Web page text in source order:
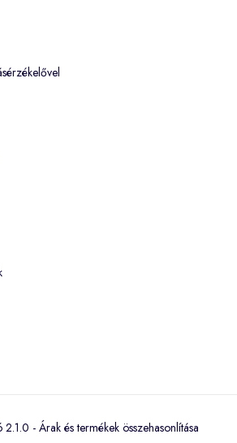
- Árak és termékek összehasonlítása